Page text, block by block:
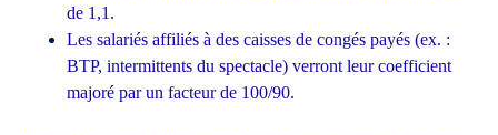
de 1,1.
Les salariés affiliés à des caisses de congés payés (ex. :
BTP, intermittents du spectacle) verront leur coefficient
majoré par un facteur de 100/90.